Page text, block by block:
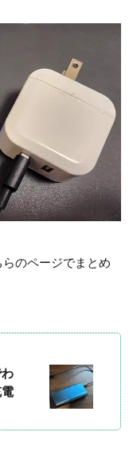
のページでまとめ